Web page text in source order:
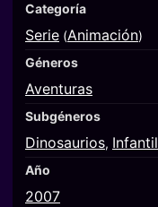
Categoría
Serie (Animación)
Géneros
Aventuras
Subgéneros
Dinosaurios, Infantil
Año
2007